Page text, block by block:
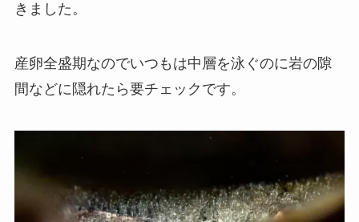
きました。
産卵全盛期なのでいつもは中層を泳ぐのに岩の隙
間などに隠れたら要チェックです。